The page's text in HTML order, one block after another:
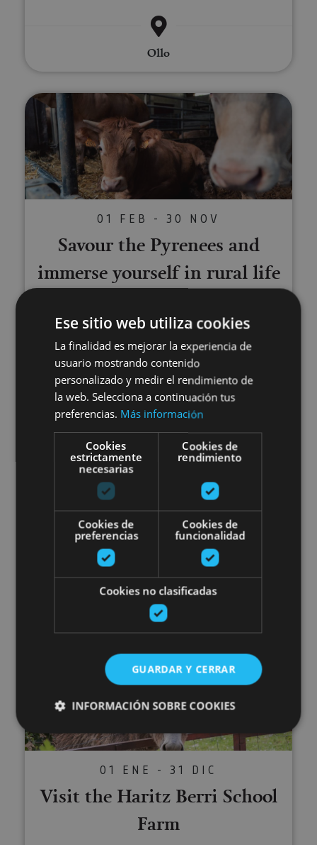
Ollo
Savour the Pyrenees and
01 FEB - 30 NOV
Savour the Pyrenees and
immerse yourself in rural life
Izal
Visit the Ultzama Farm-school
01 ENE - 31 DIC
Visit the Ultzama Farm-school
Lizaso, Valle de Ultzama, Bosque de Orgi
Visit the Haritz Berri School
01 ENE - 31 DIC
Visit the Haritz Berri School
Farm
Ese sitio web utiliza cookies
La finalidad es mejorar la experiencia de
usuario mostrando contenido
personalizado y medir el rendimiento de
la web. Selecciona a continuación tus
preferencias. Más información
Cookies
estrictamente
necesarias
Cookies de
rendimiento
Cookies de
preferencias
Cookies de
funcionalidad
Cookies no clasificadas
GUARDAR Y CERRAR
INFORMACIÓN SOBRE COOKIES
Cookies de preferencias
Cookies de funcionalidad